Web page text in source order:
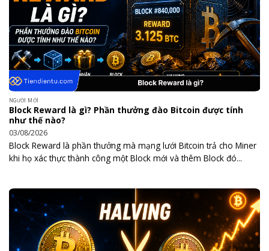
NGƯỜI MỚI
Block Reward là gì? Phần thưởng đào Bitcoin được tính
như thế nào?
03/08/2026
Block Reward là phần thưởng mà mạng lưới Bitcoin trả cho Miner
khi họ xác thực thành công một Block mới và thêm Block đó...